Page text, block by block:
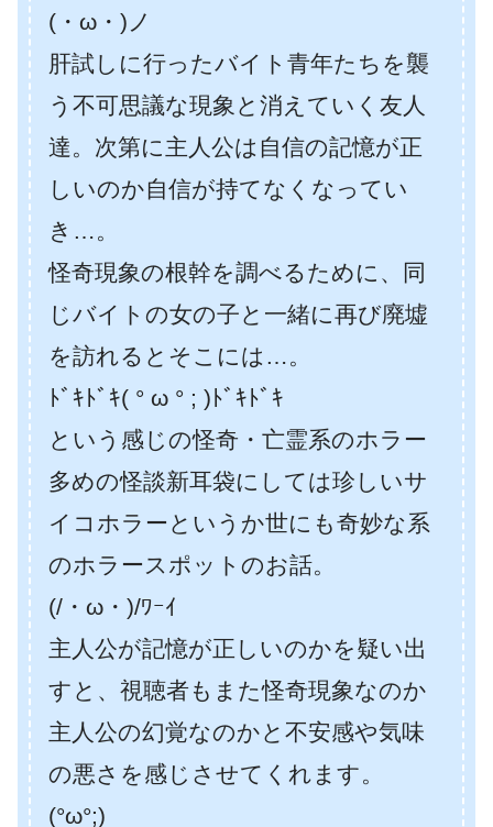
(・ω・)ノ
肝試しに行ったバイト青年たちを襲
う不可思議な現象と消えていく友人
達。次第に主人公は自信の記憶が正
しいのか自信が持てなくなってい
き…。
怪奇現象の根幹を調べるために、同
じバイトの女の子と一緒に再び廃墟
を訪れるとそこには…。
ﾄﾞｷﾄﾞｷ( ° ω ° ; )ﾄﾞｷﾄﾞｷ
という感じの怪奇・亡霊系のホラー
多めの怪談新耳袋にしては珍しいサ
イコホラーというか世にも奇妙な系
のホラースポットのお話。
(/・ω・)/ﾜｰｲ
主人公が記憶が正しいのかを疑い出
すと、視聴者もまた怪奇現象なのか
主人公の幻覚なのかと不安感や気味
の悪さを感じさせてくれます。
(°ω°;)